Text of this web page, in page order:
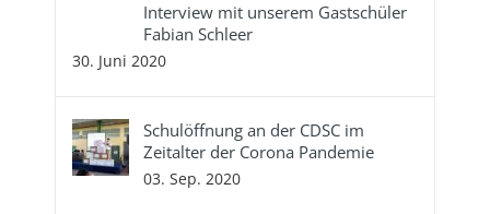
Interview mit unserem Gastschüler
Fabian Schleer
30. Juni 2020
Schulöffnung an der CDSC im
Zeitalter der Corona Pandemie
03. Sep. 2020